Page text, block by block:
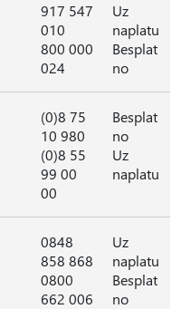
917 547
010
800 000
024
Uz
naplatu
Besplat
no
(0)8 75
10 980
(0)8 55
99 00
00
Besplat
no
Uz
naplatu
0848
858 868
0800
662 006
Uz
naplatu
Besplat
no